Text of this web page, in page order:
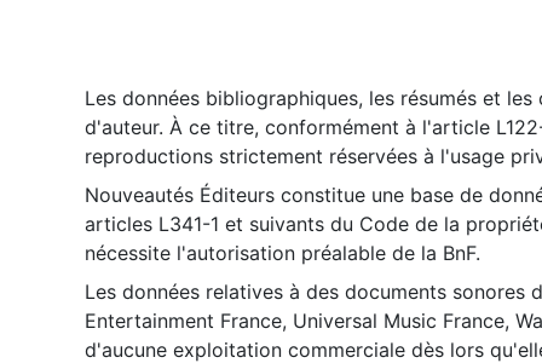
Les données bibliographiques, les résumés et
d'auteur. À ce titre, conformément à l'article
reproductions strictement réservées à l'usage
Nouveautés Éditeurs constitue une base de
articles L341-1 et suivants du Code de la
nécessite l'autorisation préalable de la BnF.
Les données relatives à des documents sonores
Entertainment France, Universal Music France,
d'aucune exploitation commerciale dès lors